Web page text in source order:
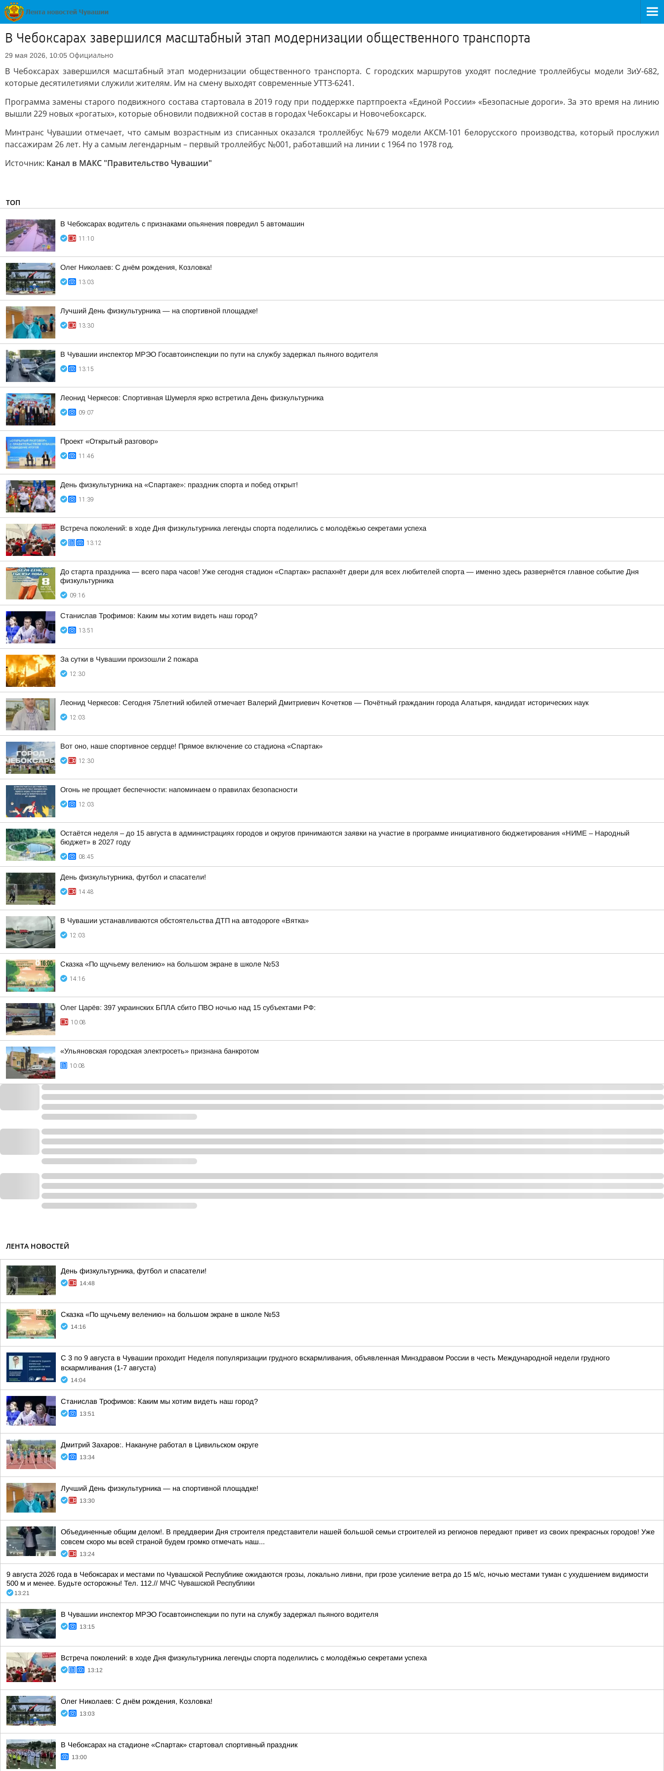
В Чебоксарах завершился масштабный этап модернизации общественного транспорта
29 мая 2026, 10:05 Официально
В Чебоксарах завершился масштабный этап модернизации общественного транспорта. С городских маршрутов уходят последние троллейбусы модели ЗиУ-682,
которые десятилетиями служили жителям. Им на смену выходят современные УТТЗ-6241.
Программа замены старого подвижного состава стартовала в 2019 году при поддержке партпроекта «Единой России» «Безопасные дороги». За это время на линию
вышли 229 новых «рогатых», которые обновили подвижной состав в городах Чебоксары и Новочебоксарск.
Минтранс Чувашии отмечает, что самым возрастным из списанных оказался троллейбус №679 модели АКСМ-101 белорусского производства, который прослужил
пассажирам 26 лет. Ну а самым легендарным – первый троллейбус №001, работавший на линии с 1964 по 1978 год.
Источник: Канал в МАКС "Правительство Чувашии"
ТОП
В Чебоксарах водитель с признаками опьянения повредил 5 автомашин
11:10
Олег Николаев: С днём рождения, Козловка!
13:03
Лучший День физкультурника — на спортивной площадке!
13:30
В Чувашии инспектор МРЭО Госавтоинспекции по пути на службу задержал пьяного водителя
13:15
Леонид Черкесов: Спортивная Шумерля ярко встретила День физкультурника
09:07
Проект «Открытый разговор»
11:46
День физкультурника на «Спартаке»: праздник спорта и побед открыт!
11:39
Встреча поколений: в ходе Дня физкультурника легенды спорта поделились с молодёжью секретами успеха
13:12
До старта праздника — всего пара часов! Уже сегодня стадион «Спартак» распахнёт двери для всех любителей спорта — именно здесь развернётся главное событие Дня
физкультурника
09:16
Станислав Трофимов: Каким мы хотим видеть наш город?
13:51
За сутки в Чувашии произошли 2 пожара
12:30
Леонид Черкесов: Сегодня 75летний юбилей отмечает Валерий Дмитриевич Кочетков — Почётный гражданин города Алатыря, кандидат исторических наук
12:03
Вот оно, наше спортивное сердце! Прямое включение со стадиона «Спартак»
12:30
Огонь не прощает беспечности: напоминаем о правилах безопасности
12:03
Остаётся неделя – до 15 августа в администрациях городов и округов принимаются заявки на участие в программе инициативного бюджетирования «НИМЕ – Народный
бюджет» в 2027 году
08:45
День физкультурника, футбол и спасатели!
14:48
В Чувашии устанавливаются обстоятельства ДТП на автодороге «Вятка»
12:03
Сказка «По щучьему велению» на большом экране в школе №53
14:16
Олег Царёв: 397 украинских БПЛА сбито ПВО ночью над 15 субъектами РФ:
10:08
«Ульяновская городская электросеть» признана банкротом
10:08
ЛЕНТА НОВОСТЕЙ
День физкультурника, футбол и спасатели!
14:48
Сказка «По щучьему велению» на большом экране в школе №53
14:16
С 3 по 9 августа в Чувашии проходит Неделя популяризации грудного вскармливания, объявленная Минздравом России в честь Международной недели грудного
вскармливания (1-7 августа)
14:04
Станислав Трофимов: Каким мы хотим видеть наш город?
13:51
Дмитрий Захаров:. Накануне работал в Цивильском округе
13:34
Лучший День физкультурника — на спортивной площадке!
13:30
Объединенные общим делом!. В преддверии Дня строителя представители нашей большой семьи строителей из регионов передают привет из своих прекрасных городов! Уже
совсем скоро мы всей страной будем громко отмечать наш...
13:24
9 августа 2026 года в Чебоксарах и местами по Чувашской Республике ожидаются грозы, локально ливни, при грозе усиление ветра до 15 м/с, ночью местами туман с ухудшением видимости
500 м и менее. Будьте осторожны! Тел. 112.// МЧС Чувашской Республики
13:21
В Чувашии инспектор МРЭО Госавтоинспекции по пути на службу задержал пьяного водителя
13:15
Встреча поколений: в ходе Дня физкультурника легенды спорта поделились с молодёжью секретами успеха
13:12
Олег Николаев: С днём рождения, Козловка!
13:03
В Чебоксарах на стадионе «Спартак» стартовал спортивный праздник
13:00